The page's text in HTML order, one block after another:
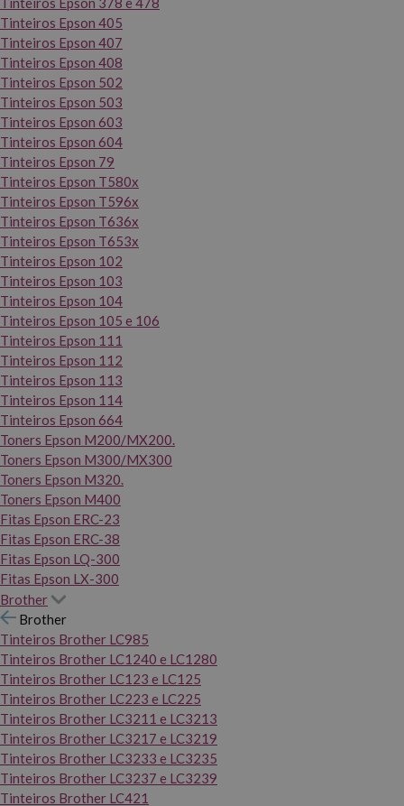
Tinteiros Epson 405
Tinteiros Epson 407
Tinteiros Epson 408
Tinteiros Epson 502
Tinteiros Epson 503
Tinteiros Epson 603
Tinteiros Epson 604
Tinteiros Epson 79
Tinteiros Epson T580x
Tinteiros Epson T596x
Tinteiros Epson T636x
Tinteiros Epson T653x
Tinteiros Epson 102
Tinteiros Epson 103
Tinteiros Epson 104
Tinteiros Epson 105 e 106
Tinteiros Epson 111
Tinteiros Epson 112
Tinteiros Epson 113
Tinteiros Epson 114
Tinteiros Epson 664
Toners Epson M200/MX200.
Toners Epson M300/MX300
Toners Epson M320.
Toners Epson M400
Fitas Epson ERC-23
Fitas Epson ERC-38
Fitas Epson LQ-300
Fitas Epson LX-300
Brother
Brother
Tinteiros Brother LC985
Tinteiros Brother LC1240 e LC1280
Tinteiros Brother LC123 e LC125
Tinteiros Brother LC223 e LC225
Tinteiros Brother LC3211 e LC3213
Tinteiros Brother LC3217 e LC3219
Tinteiros Brother LC3233 e LC3235
Tinteiros Brother LC3237 e LC3239
Tinteiros Brother LC421